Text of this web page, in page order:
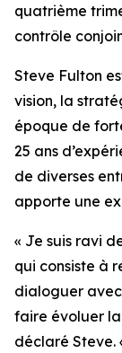
quatrième
contrôle
Steve Fulton
vision, la
époque de
25 ans
de diverses
apporte une
« Je suis ravi
qui consiste à
dialoguer
faire évoluer la
déclaré Steve.